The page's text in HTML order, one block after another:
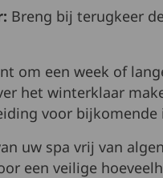
Breng bij terugkeer
om een week of
het winterklaar
voor bijkomende
uw spa vrij van
een veilige